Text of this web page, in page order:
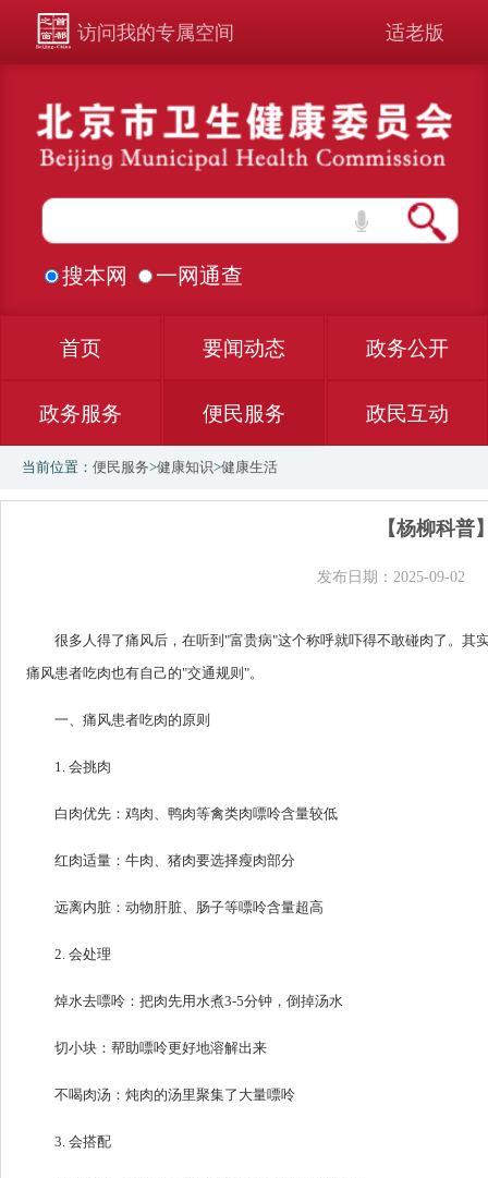
访问我的专属空间 适老版
搜本网 一网通查
首页 要闻动态 政务公开
政务服务 便民服务 政民互动
当前位置： 便民服务>健康知识>健康生活
【杨柳科
发布日期：2025-09-02
很多人得了痛风后，在听到"富贵病"这个称呼就吓得不敢碰肉了。
痛风患者吃肉也有自己的"交通规则"。
一、痛风患者吃肉的原则
1. 会挑肉
白肉优先：鸡肉、鸭肉等禽类肉嘌呤含量较低
红肉适量：牛肉、猪肉要选择瘦肉部分
远离内脏：动物肝脏、肠子等嘌呤含量超高
2. 会处理
焯水去嘌呤：把肉先用水煮3-5分钟，倒掉汤水
切小块：帮助嘌呤更好地溶解出来
不喝肉汤：炖肉的汤里聚集了大量嘌呤
3. 会搭配